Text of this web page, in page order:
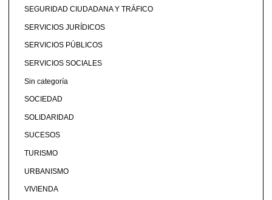
SEGURIDAD CIUDADANA Y TRÁFICO
SERVICIOS JURÍDICOS
SERVICIOS PÚBLICOS
SERVICIOS SOCIALES
Sin categoría
SOCIEDAD
SOLIDARIDAD
SUCESOS
TURISMO
URBANISMO
VIVIENDA